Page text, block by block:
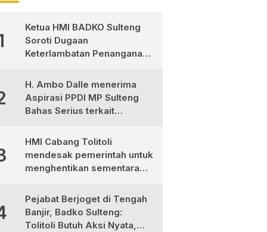
Ketua HMI BADKO Sulteng
Soroti Dugaan
Keterlambatan Penanganan
RSUD Morowali Utara
H. Ambo Dalle menerima
Aspirasi PPDI MP Sulteng
Bahas Serius terkait
Desa
HMI Cabang Tolitoli
mendesak pemerintah untuk
menghentikan sementara
Pejabat Berjoget di Tengah
Banjir, Badko Sulteng:
Tolitoli Butuh Aksi Nyata,